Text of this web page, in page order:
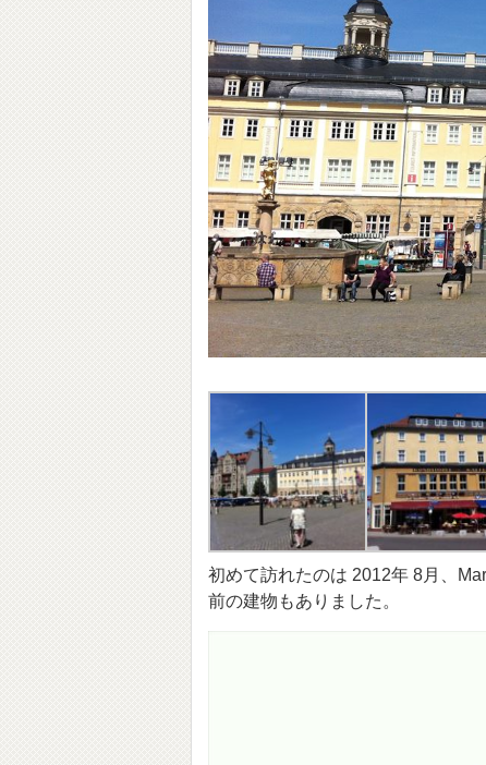
初めて訪れたのは 2012年 8月、
前の建物もありました。